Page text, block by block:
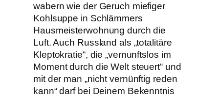
wabern wie der Geruch miefiger
Kohlsuppe in Schlämmers
Hausmeisterwohnung durch die
Luft. Auch Russland als „totalitäre
Kleptokratie“, die „vernunftslos im
Moment durch die Welt steuert“ und
mit der man „nicht vernünftig reden
kann“ darf bei Deinem Bekenntnis